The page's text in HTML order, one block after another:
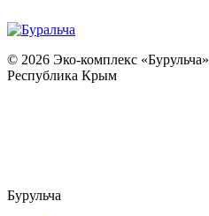
© 2026 Эко-комплекс «Бурульча»
Республика Крым
Бурульча